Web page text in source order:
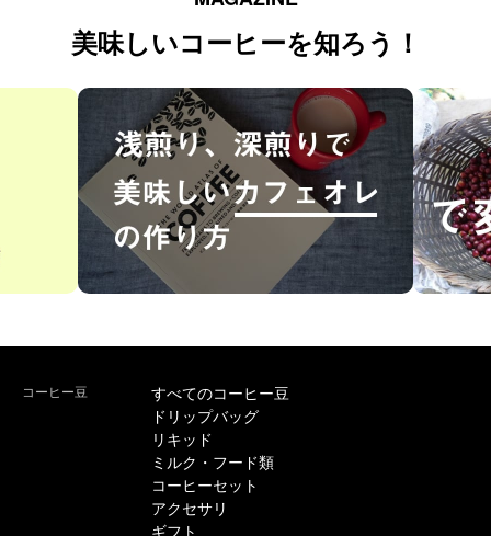
美味しいコーヒーを知ろう！
コーヒー豆
すべてのコーヒー豆
ドリップバッグ
リキッド
ミルク・フード類
コーヒーセット
アクセサリ
ギフト